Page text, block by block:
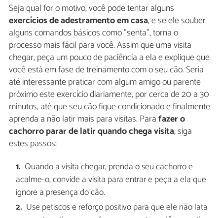
Seja qual for o motivo, você pode tentar alguns
exercícios de adestramento em casa, e se ele souber
alguns comandos básicos como "senta", torna o
processo mais fácil para você. Assim que uma visita
chegar, peça um pouco de paciência a ela e explique que
você está em fase de treinamento com o seu cão. Seria
até interessante praticar com algum amigo ou parente
próximo este exercício diariamente, por cerca de 20 a 30
minutos, até que seu cão fique condicionado e finalmente
aprenda a não latir mais para visitas. Parafazer o
cachorro parar de latir quando chega visita, siga
estes passos:
Quando a visita chegar, prenda o seu cachorro e
acalme-o, convide a visita para entrar e peça a ela que
ignore a presença do cão.
Use petiscos e reforço positivo para que ele não lata